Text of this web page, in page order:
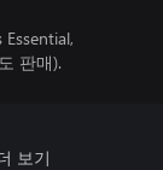
판매).
보기